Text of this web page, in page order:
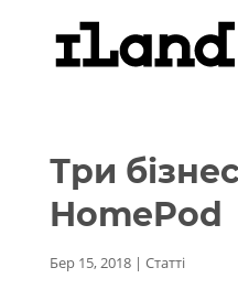
Три
HomePod
Бер 15, 2018| Статті